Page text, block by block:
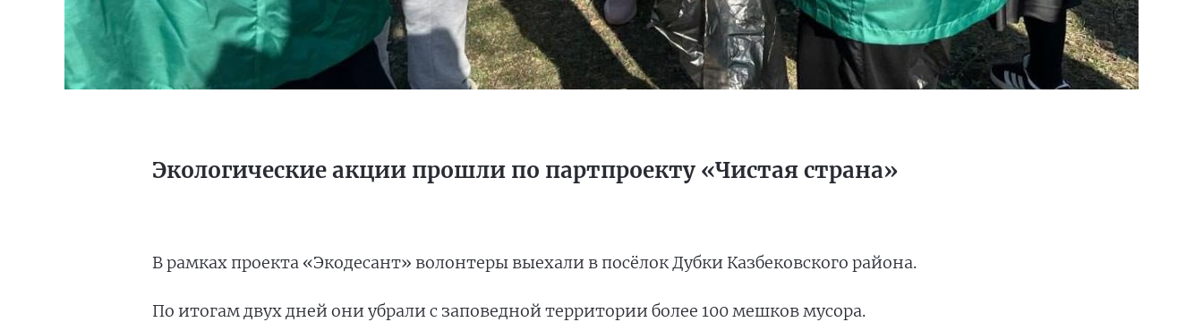
Экологические акции прошли по партпроекту «Чистая страна»
В рамках проекта «Экодесант» волонтеры выехали в посёлок Дубки Казбековского района.
По итогам двух дней они убрали с заповедной территории более 100 мешков мусора.